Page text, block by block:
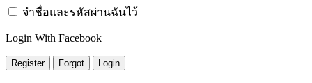
จำชื่อและรหัสผ่านฉันไว้
Login With Facebook